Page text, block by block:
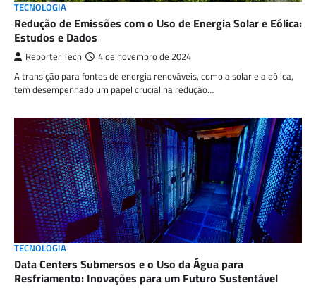
TECNOLOGIA
Redução de Emissões com o Uso de Energia Solar e Eólica:
Estudos e Dados
Reporter Tech 4 de novembro de 2024
A transição para fontes de energia renováveis, como a solar e a eólica,
tem desempenhado um papel crucial na redução…
TECNOLOGIA
Data Centers Submersos e o Uso da Água para
Resfriamento: Inovações para um Futuro Sustentável